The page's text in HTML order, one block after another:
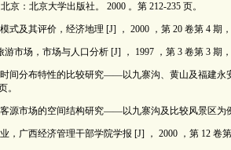
京：北京大学出版社。 2000 。第 212-235 页。
式及其评价，经济地理 [J] ， 2000 ，第 20 卷第 4 期
市场，市场与人口分析 [J] ， 1997 ，第 3 卷第 3 期
间分布特性的比较研究——以九寨沟、黄山及福建永
。
源市场的空间结构研究——以九寨沟及比较风景区为
，广西经济管理干部学院学报 [J] ， 2000 ，第 12 卷